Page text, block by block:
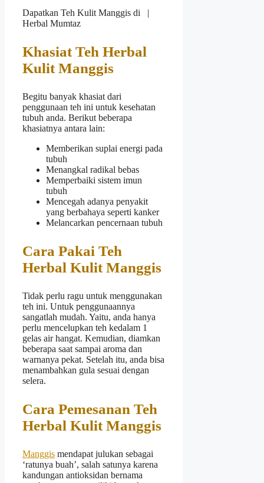
Dapatkan Teh Kulit Manggis di |
Herbal Mumtaz
Khasiat Teh Herbal
Kulit Manggis
Begitu banyak khasiat dari
penggunaan teh ini untuk kesehatan
tubuh anda. Berikut beberapa
khasiatnya antara lain:
Memberikan suplai energi pada
tubuh
Menangkal radikal bebas
Memperbaiki sistem imun
tubuh
Mencegah adanya penyakit
yang berbahaya seperti kanker
Melancarkan pencernaan tubuh
Cara Pakai Teh
Herbal Kulit Manggis
Tidak perlu ragu untuk menggunakan
teh ini. Untuk penggunaannya
sangatlah mudah. Yaitu, anda hanya
perlu mencelupkan teh kedalam 1
gelas air hangat. Kemudian, diamkan
beberapa saat sampai aroma dan
warnanya pekat. Setelah itu, anda bisa
menambahkan gula sesuai dengan
selera.
Cara Pemesanan Teh
Herbal Kulit Manggis
Manggis mendapat julukan sebagai
‘ratunya buah’, salah satunya karena
kandungan antioksidan bernama